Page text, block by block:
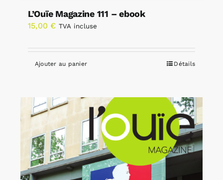
L’Ouïe Magazine 111 – ebook
15,00 € TVA incluse
Ajouter au panier Détails